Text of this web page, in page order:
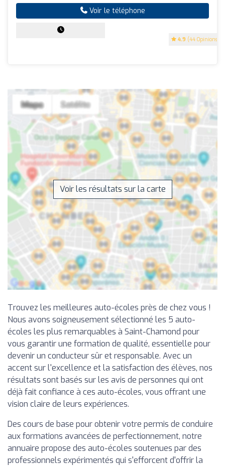
4.9 (44 Opinions)
Voir le téléphone
Voir les résultats sur la carte
Trouvez les meilleures auto-écoles près de chez vous !
Nous avons soigneusement sélectionné les 5 auto-
écoles les plus remarquables à Saint-Chamond pour
vous garantir une formation de qualité, essentielle pour
devenir un conducteur sûr et responsable. Avec un
accent sur l'excellence et la satisfaction des élèves, nos
résultats sont basés sur les avis de personnes qui ont
déjà fait confiance à ces auto-écoles, vous offrant une
vision claire de leurs expériences.
Des cours de base pour obtenir votre permis de conduire
aux formations avancées de perfectionnement, notre
annuaire propose des auto-écoles soutenues par des
professionnels expérimentés qui s'efforcent d'offrir la